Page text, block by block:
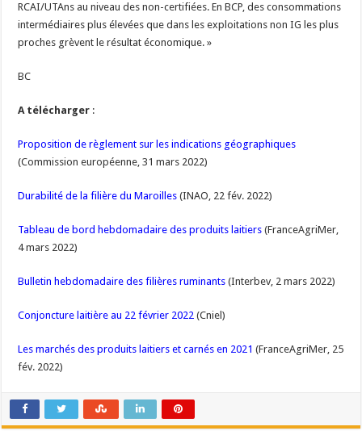
RCAI/UTAns au niveau des non-certifiées. En BCP, des consommations
intermédiaires plus élevées que dans les exploitations non IG les plus
proches grèvent le résultat économique. »
BC
A télécharger :
Proposition de règlement sur les indications géographiques
(Commission européenne, 31 mars 2022)
Durabilité de la filière du Maroilles (INAO, 22 fév. 2022)
Tableau de bord hebdomadaire des produits laitiers (FranceAgriMer,
4 mars 2022)
Bulletin hebdomadaire des filières ruminants (Interbev, 2 mars 2022)
Conjoncture laitière au 22 février 2022 (Cniel)
Les marchés des produits laitiers et carnés en 2021 (FranceAgriMer, 25
fév. 2022)